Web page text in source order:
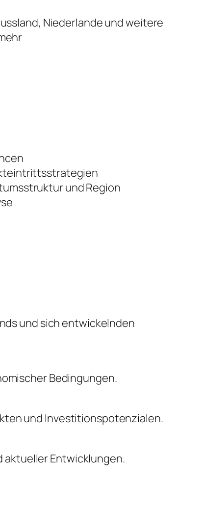
Niederlande und weitere
und Region
und sich entwickelnden
Bedingungen.
und Investitionspotenzialen.
Entwicklungen.